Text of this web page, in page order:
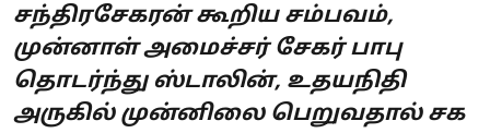
சந்திரசேகரன் கூறிய சம்பவம்,
முன்னாள் அமைச்சர் சேகர் பாபு
தொடர்ந்து ஸ்டாலின், உதயநிதி
அருகில் முன்னிலை பெறுவதால் சக